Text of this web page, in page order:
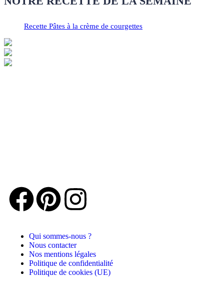
Recette Pâtes à la crème de courgettes
Qui sommes-nous ?
Nous contacter
Nos mentions légales
Politique de confidentialité
Politique de cookies (UE)